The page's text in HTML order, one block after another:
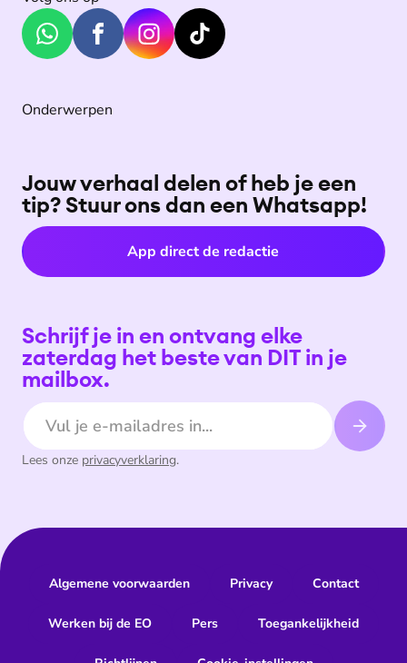
Onderwerpen
Jouw verhaal delen of heb je een
tip? Stuur ons dan een Whatsapp!
App direct de redactie
Schrijf je in en ontvang elke
zaterdag het beste van DIT in je
mailbox.
E-mailadres
Lees onze privacyverklaring.
Algemene voorwaarden Privacy Contact
Werken bij de EO Pers Toegankelijkheid